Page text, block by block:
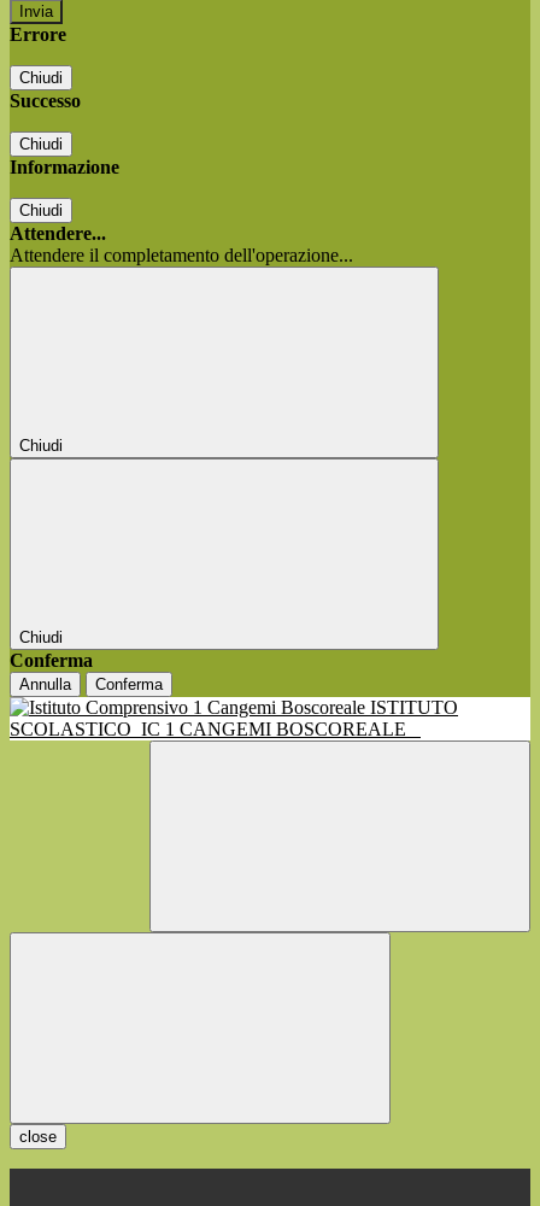
Errore
Chiudi
Successo
Chiudi
Informazione
Chiudi
Attendere...
Attendere il completamento dell'operazione...
Chiudi
Chiudi
Conferma
Annulla Conferma
ISTITUTO
SCOLASTICO IC 1 CANGEMI BOSCOREALE
close